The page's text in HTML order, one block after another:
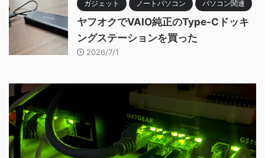
ガジェット ノートパソコン パソコン関連
ヤフオクでVAIO純正のType-Cドッキ
ングステーションを買った
2026/7/1